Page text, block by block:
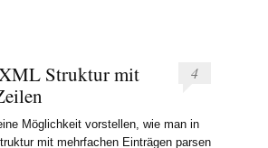
Struktur mit
4
Möglichkeit vorstellen, wie man in
mit mehrfachen Einträgenparsen